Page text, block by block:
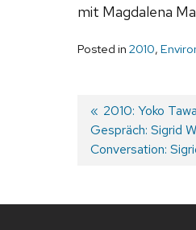
mit Magdalena
Posted in 2010,
Post
Previous
post:
2010: Yoko
Gespräch: Sigrid
Conversation: